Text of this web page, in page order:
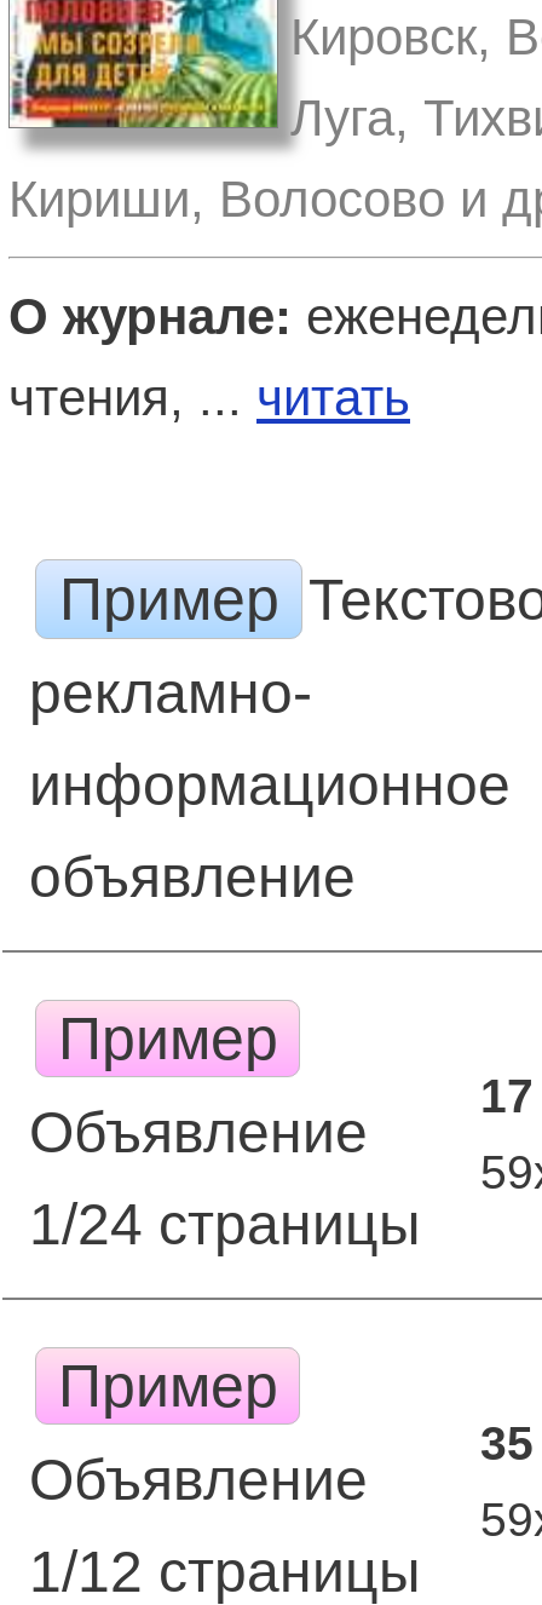
Кировск,
Луга,
Кириши, Волосово и
О журнале:
чтения, ... читать
Пример
рекламно-
информационное
объявление
Пример
Объявление
1/24 страницы
Пример
Объявление
1/12 страницы